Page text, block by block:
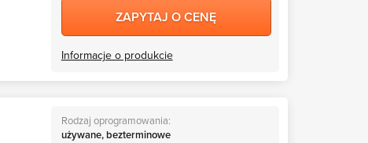
ZAPYTAJ O CENĘ
Informacje o produkcie
Rodzaj oprogramowania:
używane, bezterminowe